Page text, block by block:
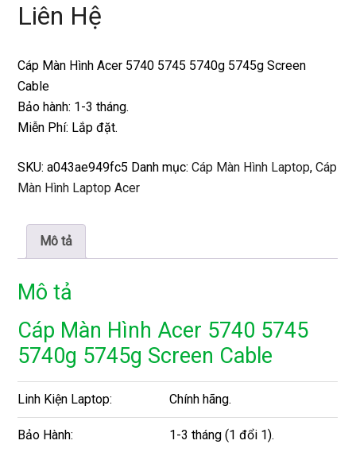
Liên Hệ
Cáp Màn Hình Acer 5740 5745 5740g 5745g Screen
Cable
Bảo hành: 1-3 tháng.
Miễn Phí: Lắp đặt.
SKU:a043ae949fc5 Danh mục:Cáp Màn Hình Laptop,Cáp
Màn Hình Laptop Acer
Mô tả
Mô tả
Cáp Màn Hình Acer 5740 5745
5740g 5745g Screen Cable
Linh Kiện Laptop: Chính hãng.
Bảo Hành: 1-3 tháng (1 đổi 1).